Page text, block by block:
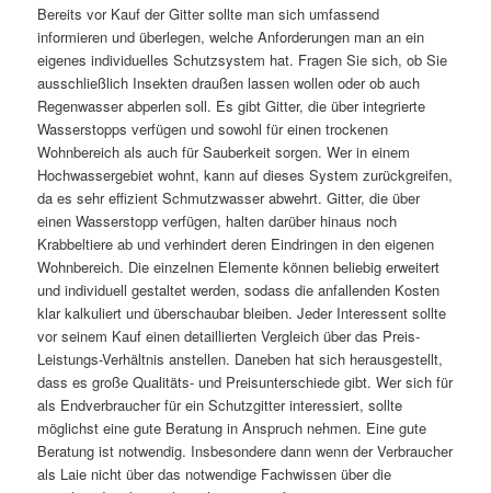
Bereits vor Kauf der Gitter sollte man sich umfassend
informieren und überlegen, welche Anforderungen man an ein
eigenes individuelles Schutzsystem hat. Fragen Sie sich, ob Sie
ausschließlich Insekten draußen lassen wollen oder ob auch
Regenwasser abperlen soll. Es gibt Gitter, die über integrierte
Wasserstopps verfügen und sowohl für einen trockenen
Wohnbereich als auch für Sauberkeit sorgen. Wer in einem
Hochwassergebiet wohnt, kann auf dieses System zurückgreifen,
da es sehr effizient Schmutzwasser abwehrt. Gitter, die über
einen Wasserstopp verfügen, halten darüber hinaus noch
Krabbeltiere ab und verhindert deren Eindringen in den eigenen
Wohnbereich. Die einzelnen Elemente können beliebig erweitert
und individuell gestaltet werden, sodass die anfallenden Kosten
klar kalkuliert und überschaubar bleiben. Jeder Interessent sollte
vor seinem Kauf einen detaillierten Vergleich über das Preis-
Leistungs-Verhältnis anstellen. Daneben hat sich herausgestellt,
dass es große Qualitäts- und Preisunterschiede gibt. Wer sich für
als Endverbraucher für ein Schutzgitter interessiert, sollte
möglichst eine gute Beratung in Anspruch nehmen. Eine gute
Beratung ist notwendig. Insbesondere dann wenn der Verbraucher
als Laie nicht über das notwendige Fachwissen über die